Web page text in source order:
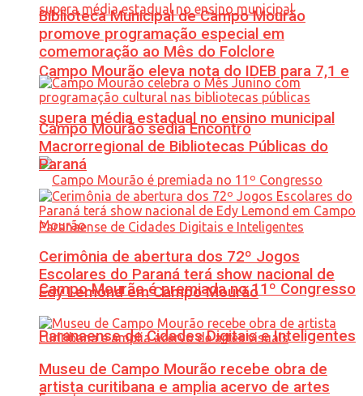
Campo Mourão eleva nota do IDEB para 7,1 e
supera média estadual no ensino municipal
Campo Mourão é premiada no 11º Congresso
Paranaense de Cidades Digitais e Inteligentes
Biblioteca Municipal de Campo Mourão
promove programação especial em
comemoração ao Mês do Folclore
Campo Mourão sedia Encontro
Macrorregional de Bibliotecas Públicas do
Paraná
Cerimônia de abertura dos 72º Jogos
Escolares do Paraná terá show nacional de
Edy Lemond em Campo Mourão
Museu de Campo Mourão recebe obra de
artista curitibana e amplia acervo de artes